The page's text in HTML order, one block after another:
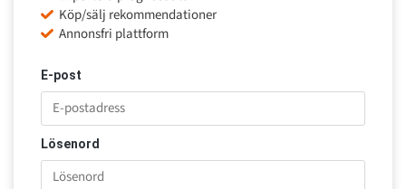
E-post
Lösenord
Köp/sälj rekommendationer
Annonsfri plattform